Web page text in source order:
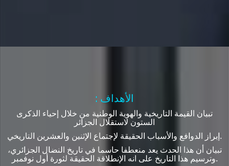
: الأهداف
تبيان القيمة التاريخية والهوية الوطنية من خلال إحياء الذكرى
الستون لاستقلال الجزائر
إبراز الدوافع والأسباب الحقيقة لإجتماع الإثنين والعشرين التاريخي.
تبيان أن هذا الحدث يعد منعطفا حاسما في تاريخ النضال الجزائري،
وترسيم هذا التاريخ على انه الإنطلاقة الحقيقة لثورة أول نوفمبر.